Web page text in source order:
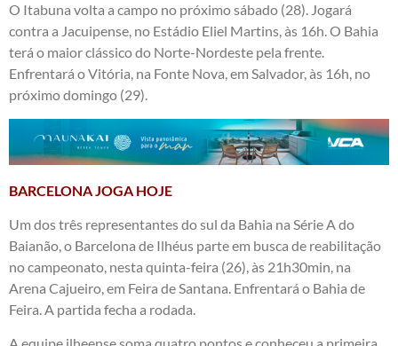
O Itabuna volta a campo no próximo sábado (28). Jogará
contra a Jacuipense, no Estádio Eliel Martins, às 16h. O Bahia
terá o maior clássico do Norte-Nordeste pela frente.
Enfrentará o Vitória, na Fonte Nova, em Salvador, às 16h, no
próximo domingo (29).
BARCELONA JOGA HOJE
Um dos três representantes do sul da Bahia na Série A do
Baianão, o Barcelona de Ilhéus parte em busca de reabilitação
no campeonato, nesta quinta-feira (26), às 21h30min, na
Arena Cajueiro, em Feira de Santana. Enfrentará o Bahia de
Feira. A partida fecha a rodada.